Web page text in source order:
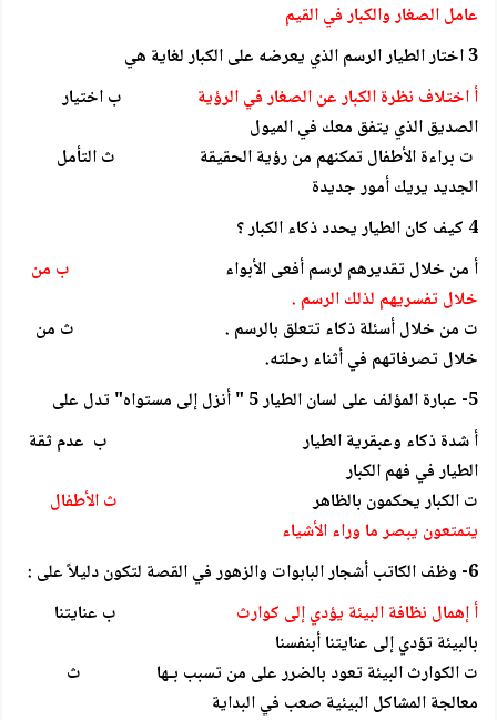
عامل الصغار والكبار في القيم
3 اختار الطيار الرسم الذي يعرضه على الكبار لغاية هي
أ اختلاف نظرة الكبار عن الصغار في الرؤية
ب اختيار
الصديق الذي يتفق معك في الميول
ت براءة الأطفال تمكنهم من رؤية الحقيقة ث التأمل
الجديد يريك أمور جديدة
4 كيف كان الطيار يحدد ذكاء الكبار ؟
أ من خلال تقديرهم لرسم أفعى الأبواء
ب من
خلال تفسريهم لذلك الرسم .
ت من خلال أسئلة ذكاء تتعلق بالرسم . ث من
خلال تصرفاتهم في أثناء رحلته.
5- عبارة المؤلف على لسان الطيار 5 " أنزل إلى مستواه" تدل على
أ شدة ذكاء وعبقرية الطيار ب عدم ثقة
الطيار في فهم الكبار
ت الكبار يحكمون بالظاهر
ث الأطفال
يتمتعون يبصر ما وراء الأشياء
6- وظف الكاتب أشجار البابوات والزهور في القصة لتكون دليلاً على :
أ إهمال نظافة البيئة يؤدي إلى كوارث
ب عنايتنا
بالبيئة تؤدي إلى عنايتنا أبنفسنا
ت الكوارث البيئة تعود بالضرر على من تسبب بـها ث
معالجة المشاكل البيئية صعب في البداية